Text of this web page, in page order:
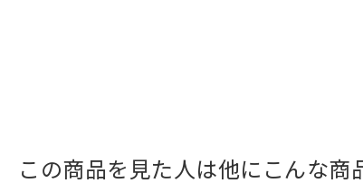
この商品を見た人は他にこんな商